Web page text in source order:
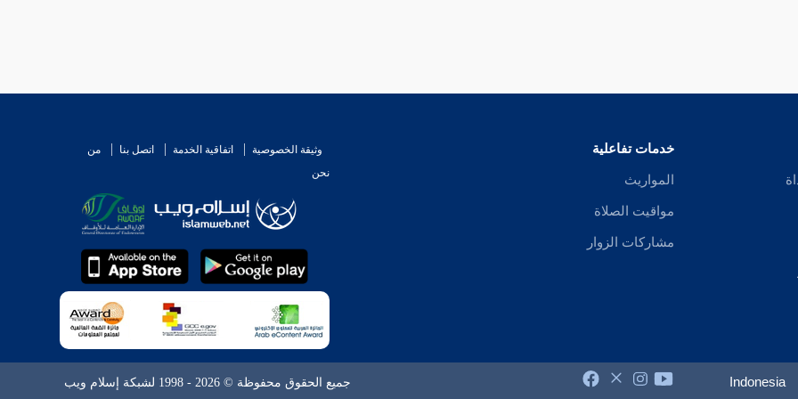
خدمات تفاعلية
المواريث
مواقيت الصلاة
مشاركات الزوار
وثيقة الخصوصية اتفاقية الخدمة اتصل بنا
من
نحن
Indonesia جميع الحقوق محفوظة © 2026 - 1998 لشبكة إسلام ويب